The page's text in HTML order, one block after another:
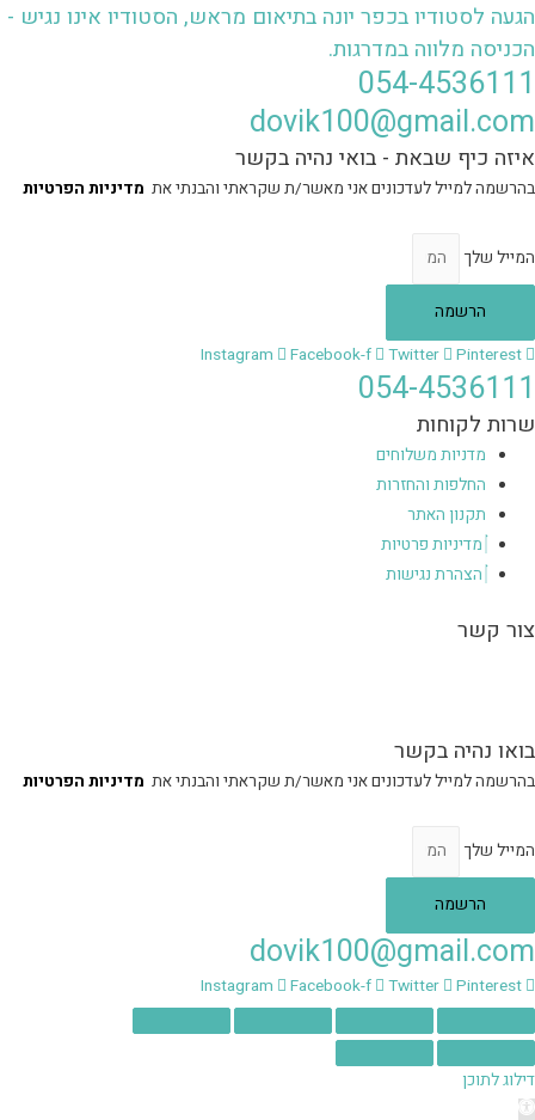
הגעה לסטודיו בכפר יונה בתיאום מראש, הסטודיו אינו נגיש -
הכניסה מלווה במדרגות.
054-4536111
dovik100@gmail.com
איזה כיף שבאת - בואי נהיה בקשר
בהרשמה למייל לעדכונים אני מאשר/ת שקראתי והבנתי את מדיניות הפרטיות
המייל שלך
הרשמה
Instagram
Facebook-f Twitter Pinterest
054-4536111
שרות לקוחות
מדניות משלוחים
החלפות והחזרות
תקנון האתר
מדיניות פרטיות
הצהרת נגישות
צור קשר
בואו נהיה בקשר
בהרשמה למייל לעדכונים אני מאשר/ת שקראתי והבנתי את מדיניות הפרטיות
המייל שלך
הרשמה
dovik100@gmail.com
Instagram Facebook-f Twitter Pinterest
דילוג לתוכן
פתח